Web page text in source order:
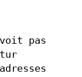
pas